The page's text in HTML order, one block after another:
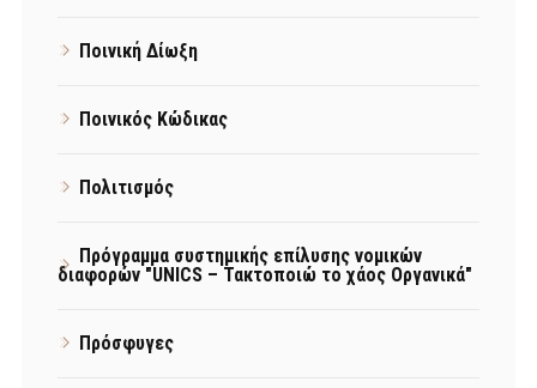
Ποινική Δίωξη
Ποινικός Κώδικας
Πολιτισμός
Πρόγραμμα συστημικής επίλυσης νομικών
διαφορών "UNICS – Τακτοποιώ το χάος Οργανικά"
Πρόσφυγες